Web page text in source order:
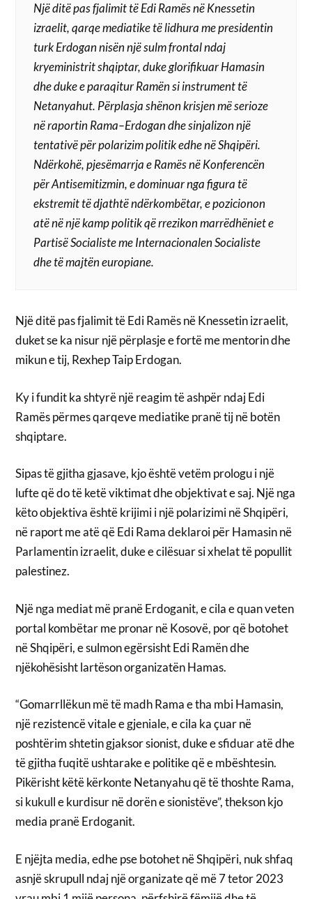
Një ditë pas fjalimit të Edi Ramës në Knessetin
izraelit, qarqe mediatike të lidhura me presidentin
turk Erdogan nisën një sulm frontal ndaj
kryeministrit shqiptar, duke glorifikuar Hamasin
dhe duke e paraqitur Ramën si instrument të
Netanyahut. Përplasja shënon krisjen më serioze
në raportin Rama–Erdogan dhe sinjalizon një
tentativë për polarizim politik edhe në Shqipëri.
Ndërkohë, pjesëmarrja e Ramës në Konferencën
për Antisemitizmin, e dominuar nga figura të
ekstremit të djathtë ndërkombëtar, e pozicionon
atë në një kamp politik që rrezikon marrëdhëniet e
Partisë Socialiste me Internacionalen Socialiste
dhe të majtën europiane.
Një ditë pas fjalimit të Edi Ramës në Knessetin izraelit,
duket se ka nisur një përplasje e fortë me mentorin dhe
mikun e tij, Rexhep Taip Erdogan.
Ky i fundit ka shtyrë një reagim të ashpër ndaj Edi
Ramës përmes qarqeve mediatike pranë tij në botën
shqiptare.
Sipas të gjitha gjasave, kjo është vetëm prologu i një
lufte që do të ketë viktimat dhe objektivat e saj. Një nga
këto objektiva është krijimi i një polarizimi në Shqipëri,
në raport me atë që Edi Rama deklaroi për Hamasin në
Parlamentin izraelit, duke e cilësuar si xhelat të popullit
palestinez.
Një nga mediat më pranë Erdoganit, e cila e quan veten
portal kombëtar me pronar në Kosovë, por që botohet
në Shqipëri, e sulmon egërsisht Edi Ramën dhe
njëkohësisht lartëson organizatën Hamas.
“Gomarrllëkun më të madh Rama e tha mbi Hamasin,
një rezistencë vitale e gjeniale, e cila ka çuar në
poshtërim shtetin gjaksor sionist, duke e sfiduar atë dhe
të gjitha fuqitë ushtarake e politike që e mbështesin.
Pikërisht këtë kërkonte Netanyahu që të thoshte Rama,
si kukull e kurdisur në dorën e sionistëve”, thekson kjo
media pranë Erdoganit.
E njëjta media, edhe pse botohet në Shqipëri, nuk shfaq
asnjë skrupull ndaj një organizate që më 7 tetor 2023